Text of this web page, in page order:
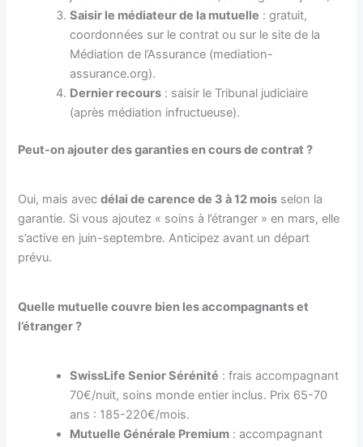
Saisir le médiateur de la mutuelle : gratuit,
coordonnées sur le contrat ou sur le site de la
Médiation de l’Assurance (mediation-
assurance.org).
Dernier recours : saisir le Tribunal judiciaire
(après médiation infructueuse).
Peut-on ajouter des garanties en cours de contrat ?
Oui, mais avecdélai de carence de 3 à 12 mois selon la
garantie. Si vous ajoutez « soins à l’étranger » en mars, elle
s’active en juin-septembre. Anticipez avant un départ
prévu.
Quelle mutuelle couvre bien les accompagnants et
l’étranger ?
SwissLife Senior Sérénité : frais accompagnant
70€/nuit, soins monde entier inclus. Prix 65-70
ans : 185-220€/mois.
Mutuelle Générale Premium : accompagnant